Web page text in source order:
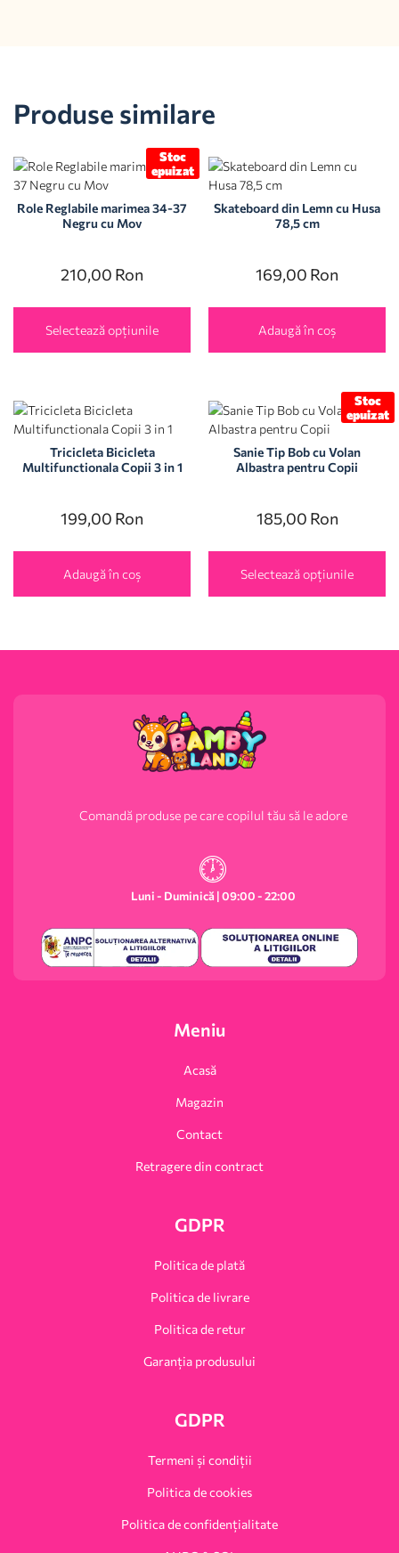
Produse similare
Stoc
epuizat
Role Reglabile marimea 34-37
Negru cu Mov
210,00 Ron
Selectează opțiunile
Skateboard din Lemn cu Husa
78,5 cm
169,00 Ron
Adaugă în coș
Tricicleta Bicicleta
Multifunctionala Copii 3 in 1
199,00 Ron
Adaugă în coș
Stoc
epuizat
Sanie Tip Bob cu Volan
Albastra pentru Copii
185,00 Ron
Selectează opțiunile
Comandă produse pe care copilul tău să le adore
Luni - Duminică | 09:00 - 22:00
Meniu
Acasă
Magazin
Contact
Retragere din contract
GDPR
Politica de plată
Politica de livrare
Politica de retur
Garanția produsului
GDPR
Termeni și condiții
Politica de cookies
Politica de confidențialitate